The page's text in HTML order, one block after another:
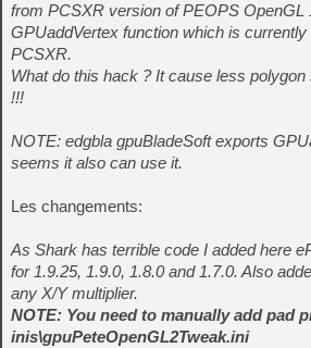
from PCSXR version of PEOPS OpenGL
GPUaddVertex function which is
PCSXR.
What do this hack ? It cause less
!!!
NOTE: edgbla gpuBladeSoft exports
seems it also can use it.
Les changements:
As Shark has terrible code I added here
for 1.9.25, 1.9.0, 1.8.0 and 1.7.0. Also
any X/Y multiplier.
NOTE: You need to manually add pad
inis\gpuPeteOpenGL2Tweak.ini